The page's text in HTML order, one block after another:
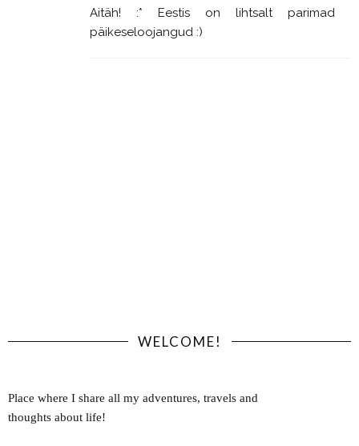
Aitäh! :* Eestis on lihtsalt parimad
päikeseloojangud :)
WELCOME!
Place where I share all my adventures, travels and
thoughts about life!